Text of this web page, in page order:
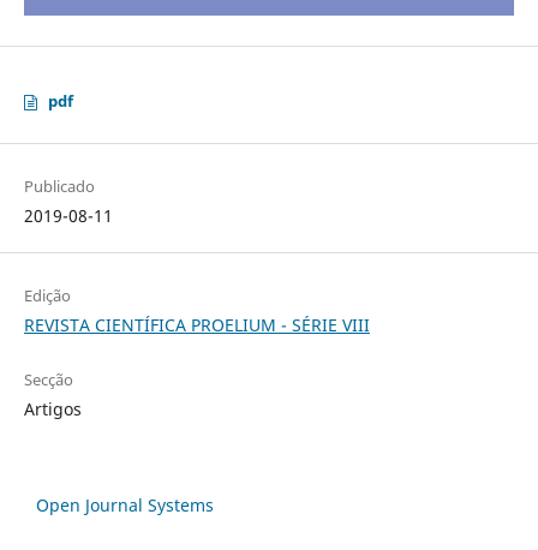
pdf
Publicado
2019-08-11
Edição
REVISTA CIENTÍFICA PROELIUM - SÉRIE VIII
Secção
Artigos
Open Journal Systems